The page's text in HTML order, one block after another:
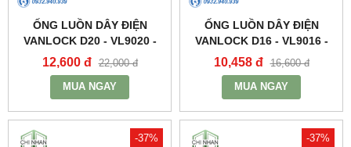
ỐNG LUỒN DÂY ĐIỆN
VANLOCK D20 - VL9020 -
VANLOCK/SINO
12,600 đ 22,000 đ
MUA NGAY
ỐNG LUỒN DÂY ĐIỆN
VANLOCK D16 - VL9016 -
VANLOCK/SINO
10,458 đ 16,600 đ
MUA NGAY
-37% -37%